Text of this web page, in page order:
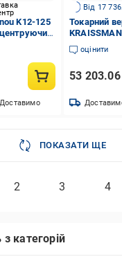
K12-125
Доставимо
Від 17
Токарний
(20476803)
оцінити
53 203.06
ПОКАЗАТИ ЩЕ
2 3 4
категорій